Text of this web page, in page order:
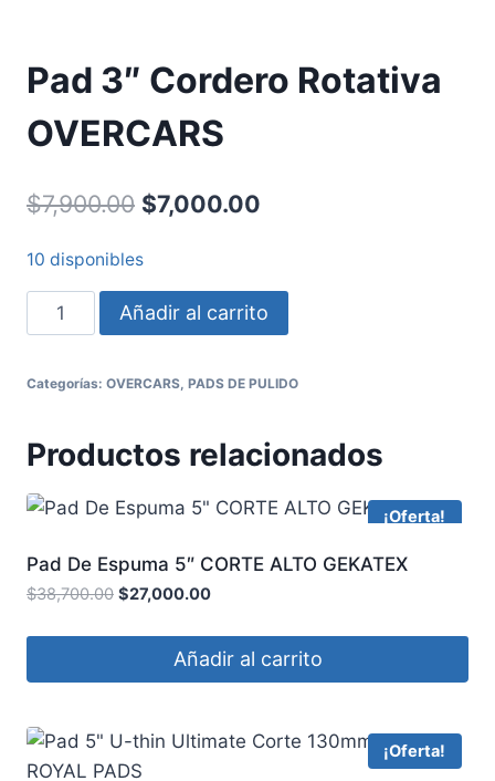
Pad 3″ Cordero Rotativa
OVERCARS
$7,900.00 $7,000.00
10 disponibles
Añadir al carrito
Categorías: OVERCARS PADS DE PULIDO
Productos relacionados
¡Oferta!
Pad De Espuma 5″ CORTE ALTO GEKATEX
$38,700.00 $27,000.00
Añadir al carrito
¡Oferta!